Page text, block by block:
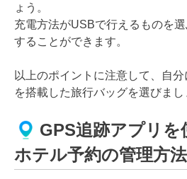
ょう。
充電方法がUSBで行えるものを
することができます。
以上のポイントに注意して、自
を搭載した旅行バッグを選びまし
GPS追跡アプリを
ホテル予約の管理方法